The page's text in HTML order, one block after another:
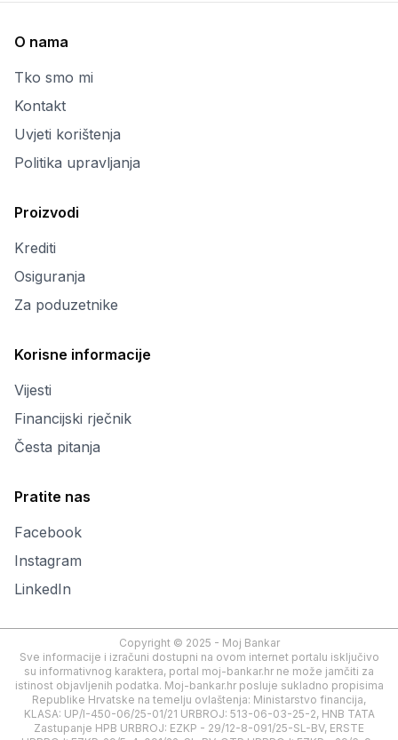
O nama
Tko smo mi
Kontakt
Uvjeti korištenja
Politika upravljanja
Proizvodi
Krediti
Osiguranja
Za poduzetnike
Korisne informacije
Vijesti
Financijski rječnik
Česta pitanja
Pratite nas
Facebook
Instagram
LinkedIn
Copyright © 2025 - Moj Bankar
Sve informacije i izračuni dostupni na ovom internet portalu isključivo
su informativnog karaktera, portal moj-bankar.hr ne može jamčiti za
istinost objavljenih podatka. Moj-bankar.hr posluje sukladno propisima
Republike Hrvatske na temelju ovlaštenja: Ministarstvo financija,
KLASA: UP/I-450-06/25-01/21 URBROJ: 513-06-03-25-2, HNB TATA
Zastupanje HPB URBROJ: EZKP - 29/12-8-091/25-SL-BV, ERSTE